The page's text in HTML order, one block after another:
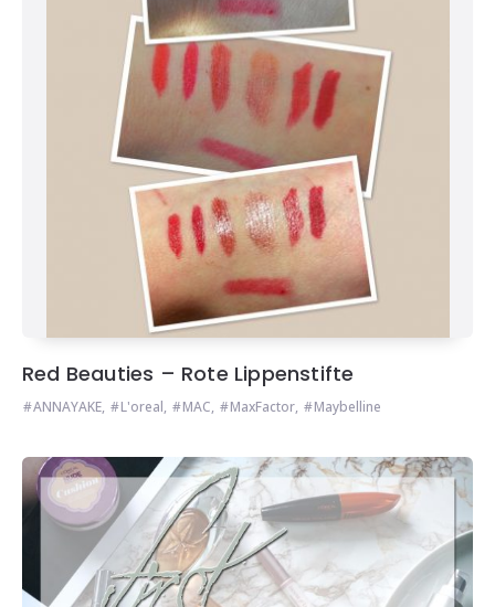
Red Beauties – Rote Lippenstifte
ANNAYAKE, L'oreal, MAC, MaxFactor, Maybelline